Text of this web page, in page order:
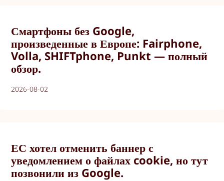
Смартфоны без Google,
произведенные в Европе: Fairphone,
Volla, SHIFTphone, Punkt — полный
обзор.
2026-08-02
ЕС хотел отменить баннер с
уведомлением о файлах cookie, но тут
позвонили из Google.